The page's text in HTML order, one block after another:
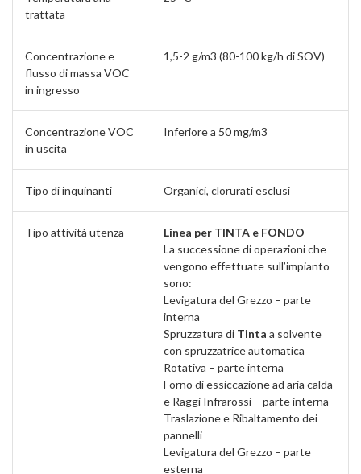
trattata
Concentrazione e
flusso di massa VOC
in ingresso
1,5-2 g/m3 (80-100 kg/h di SOV)
Concentrazione VOC
in uscita
Inferiore a 50 mg/m3
Tipo di inquinanti Organici, clorurati esclusi
Tipo attività utenza
Linea per TINTA e FONDO
La successione di operazioni che
vengono effettuate sull’impianto
sono:
Levigatura del Grezzo – parte
interna
Spruzzatura di Tinta a solvente
con spruzzatrice automatica
Rotativa – parte interna
Forno di essiccazione ad aria calda
e Raggi Infrarossi – parte interna
Traslazione e Ribaltamento dei
pannelli
Levigatura del Grezzo – parte
esterna